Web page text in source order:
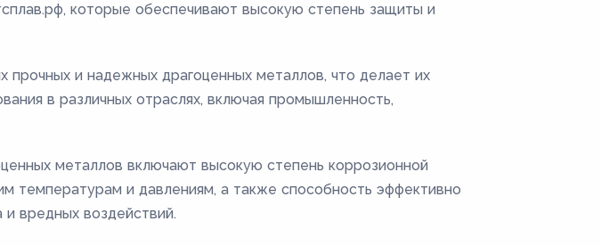
которые обеспечивают высокую степень защиты и
прочных и надежных драгоценных металлов, что делает их
в различных отраслях, включая промышленность,
металлов включают высокую степень коррозионной
температурам и давлениям, а также способность эффективно
вредных воздействий.